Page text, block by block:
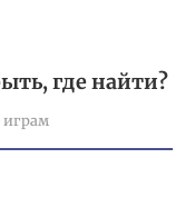
где найти?
играм